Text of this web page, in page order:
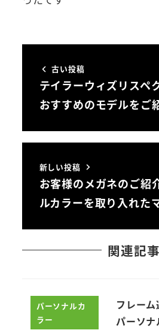
古い投稿
テイラーウィズリスペ
おすすめのモデルをご
新しい投稿
お客様のメガネのご
ルカラーを取り入れた
関連記事
パーソナルカ
ラー
フレー
パーソ